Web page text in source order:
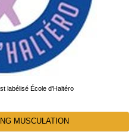
labélisé École d'Haltéro
MUSCULATION